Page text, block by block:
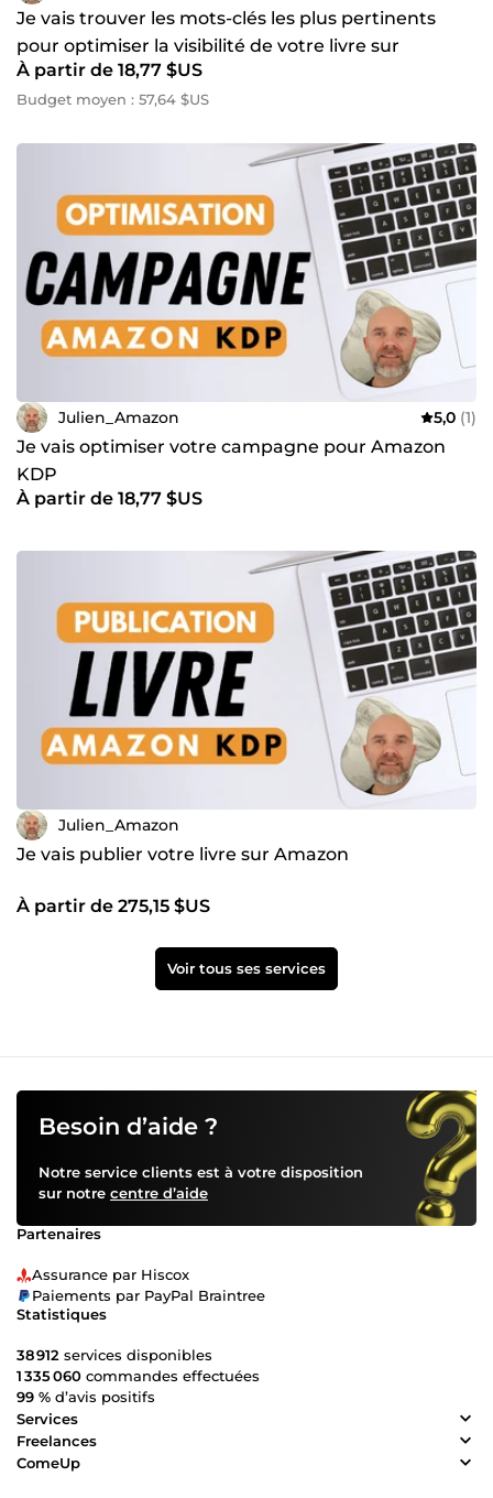
Je vais trouver les mots-clés les plus pertinents
pour optimiser la visibilité de votre livre sur
Amazon KDP
À partir de 18,77 $US
Budget moyen : 57,64 $US
Julien_Amazon 5,0 (1)
Je vais optimiser votre campagne pour Amazon
KDP
À partir de 18,77 $US
Julien_Amazon
Je vais publier votre livre sur Amazon
À partir de 275,15 $US
Voir tous ses services
Besoin d’aide ?
Notre service clients est à votre disposition
sur notre centre d’aide
Partenaires
Assurance par Hiscox
Paiements par PayPal Braintree
Statistiques
38 912 services disponibles
1 335 060 commandes effectuées
99 % d’avis positifs
Services
Freelances
ComeUp